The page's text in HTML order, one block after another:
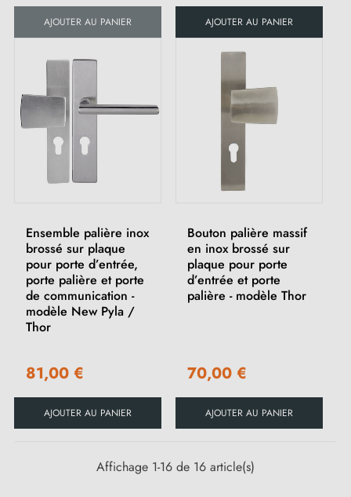
AJOUTER AU PANIER AJOUTER AU PANIER
Ensemble palière inox
brossé sur plaque
pour porte d’entrée,
porte palière et porte
de communication -
modèle New Pyla /
Thor
81,00 €
AJOUTER AU PANIER
Bouton palière massif
en inox brossé sur
plaque pour porte
d’entrée et porte
palière - modèle Thor
70,00 €
AJOUTER AU PANIER
Affichage 1-16 de 16 article(s)